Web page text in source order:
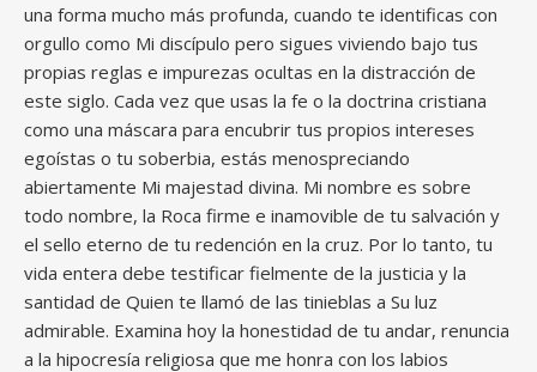
una forma mucho más profunda, cuando te identificas con
orgullo como Mi discípulo pero sigues viviendo bajo tus
propias reglas e impurezas ocultas en la distracción de
este siglo. Cada vez que usas la fe o la doctrina cristiana
como una máscara para encubrir tus propios intereses
egoístas o tu soberbia, estás menospreciando
abiertamente Mi majestad divina. Mi nombre es sobre
todo nombre, la Roca firme e inamovible de tu salvación y
el sello eterno de tu redención en la cruz. Por lo tanto, tu
vida entera debe testificar fielmente de la justicia y la
santidad de Quien te llamó de las tinieblas a Su luz
admirable. Examina hoy la honestidad de tu andar, renuncia
a la hipocresía religiosa que me honra con los labios